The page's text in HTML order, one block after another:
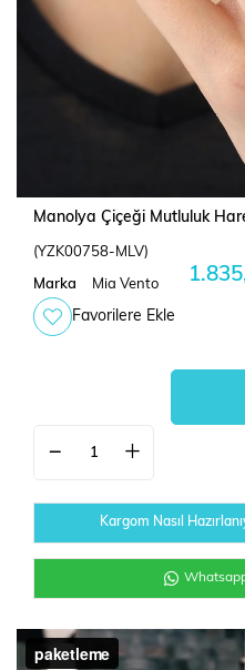
Manolya Çiçeği Mutluluk
(YZK00758-MLV)
Marka Mia Vento
Favorilere Ekle
Kargom Nasıl